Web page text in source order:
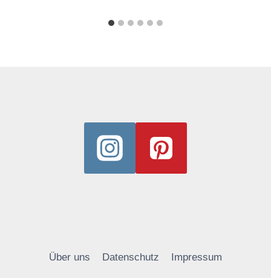
Über uns Datenschutz Impressum